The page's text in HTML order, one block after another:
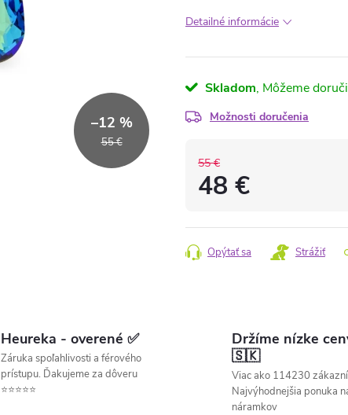
55 €
–12 %
Detailné informácie
Skladom
Možnosti doručenia
55 €
48 €
cena:
Opýtať sa Strážiť
Heureka - overené ✅
Záruka spoľahlivosti a férového
prístupu. Ďakujeme za dôveru
⭐⭐⭐⭐⭐
Držíme nízke
🇸🇰
Viac ako 114230
Najvýhodnejšia ponuka
náramkov